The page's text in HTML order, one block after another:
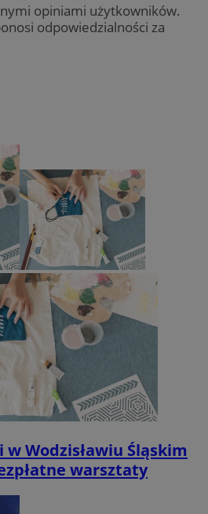
opiniami użytkowników.
odpowiedzialności za
Wodzisławiu Śląskim
warsztaty